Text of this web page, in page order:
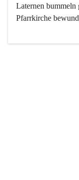
Laternen bummeln
Pfarrkirche
Der Weinbau